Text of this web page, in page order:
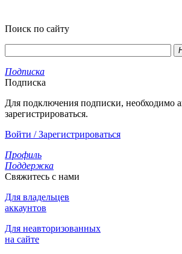
Поиск по сайту
Подписка
Подписка
Для подключения подписки, необходимо
зарегистрироваться.
Войти / Зарегистрироваться
Профиль
Поддержка
Свяжитесь с нами
Для владельцев
аккаунтов
Для неавторизованных
на сайте